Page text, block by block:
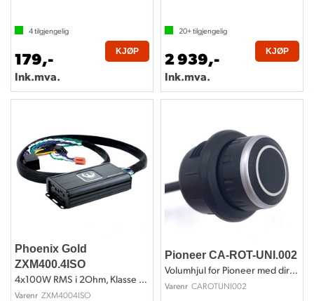
4tilgjengelig
179,-
Ink.mva.
KJØP
20+tilgjengelig
2 939,-
Ink.mva.
KJØP
Phoenix Gold
ZXM400.4ISO
4x100W RMS i 2Ohm, Klasse D, ISO-kobling
Varenr ZXM4004ISO
Pioneer CA-ROT-UNI.002
Volumhjul for Pioneer med direkteplugg
Varenr CAROTUNI002